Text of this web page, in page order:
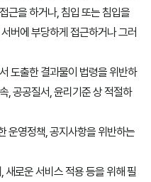
근을 하거나, 침입 또는 침입을
버에 부당하게 접근하거나 그러
도출한 결과물이 법령을 위반하
, 공공질서, 윤리기준 상 적절하
운영정책, 공지사항을 위반하는
새로운 서비스 적용 등을 위해 필